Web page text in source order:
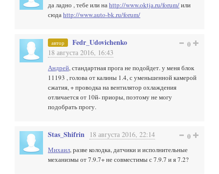
да ладно , тебе или наhttp://www.oktja.ru/forum/или
сюдаhttp://www.auto-bk.ru/forum/
автор Fedr_Udovichenko
18 августа 2016, 16:43
0
Андрей, стандартная прога не подойдет. у меня блок
11193 , голова от калины 1.4, с уменьшенной камерой
сжатия, + проводка на вентилятор охлаждения
отличается от 10й- приоры, поэтому не могу
подобрать прогу.
Stas_Shifrin 18 августа 2016, 22:14 0
Михаил, разве колодка, датчики и исполнительные
механизмы от 7.9.7+ не совместимы с 7.9.7 и я 7.2?